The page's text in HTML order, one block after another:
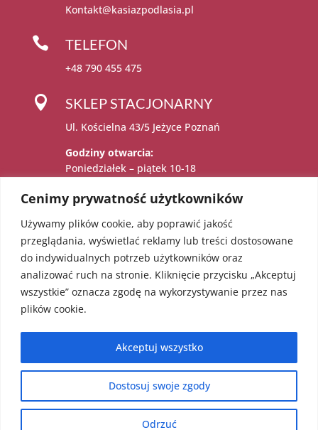
Cenimy prywatność użytkowników
Używamy plików cookie, aby poprawić jakość
przeglądania, wyświetlać reklamy lub treści dostosowane
do indywidualnych potrzeb użytkowników oraz
analizować ruch na stronie. Kliknięcie przycisku „Akceptuj
wszystkie” oznacza zgodę na wykorzystywanie przez nas
plików cookie.
Dostosuj swoje zgody
Odrzuć
Akceptuj wszystko
Kontakt@kasiazpodlasia.pl
 TELEFON
+48 790 455 475
 SKLEP STACJONARNY
Ul. Kościelna 43/5 Jeżyce Poznań
Godziny otwarcia:
Poniedziałek – piątek 10-18

Administratorem danych osobowych jest:
Katarzyna Sadowska – Karolczak prowadzący
działalność gospodarczą pod firmą EcoAngel
Katarzyna Sadowska – Karolczak pod adresem
os. Bolesława Chrobrego 36/18, 60-681
Poznań. NIP: 5451623303 REGON: 052241855
Copyright 2024 EcoAngel | ProjektPatrycja Ługiewicz